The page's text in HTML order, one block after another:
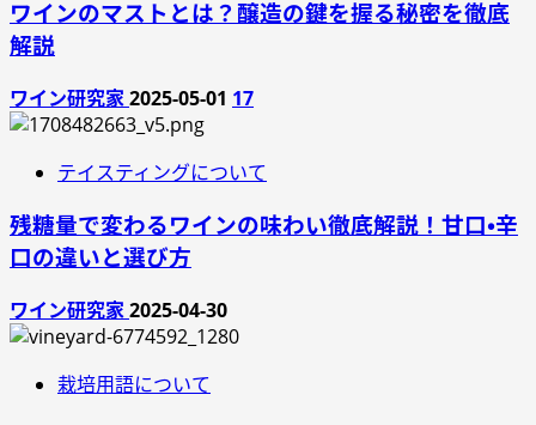
ワインのマストとは？醸造の鍵を握る秘密を徹底
解説
ワイン研究家2025-05-01 17
テイスティングについて
残糖量で変わるワインの味わい徹底解説！甘口・辛
口の違いと選び方
ワイン研究家2025-04-30
栽培用語について